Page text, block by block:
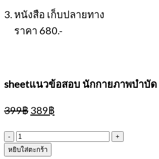
3. หนังสือ เก็บปลายทาง
ราคา 680.-
sheetแนวข้อสอบ นักกายภาพบำบั
399฿ Original
was:
399฿.
389฿Current
is:
389฿.
จำนวน
sheetแนว
หยิบใส่ตะกร้า